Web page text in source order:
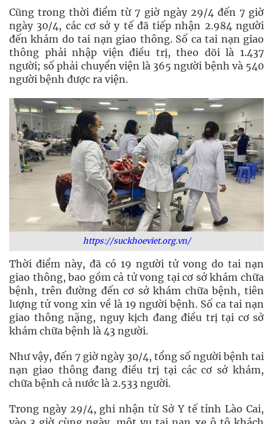
Cũng trong thời điểm từ 7 giờ ngày 29/4 đến 7 giờ
ngày 30/4, các cơ sở y tế đã tiếp nhận 2.984 người
đến khám do tai nạn giao thông. Số ca tai nạn giao
thông phải nhập viện điều trị, theo dõi là 1.437
người; số phải chuyển viện là 365 người bệnh và 540
người bệnh được ra viện.
https://suckhoeviet.org.vn/
Thời điểm này, đã có 19 người tử vong do tai nạn
giao thông, bao gồm cả tử vong tại cơ sở khám chữa
bệnh, trên đường đến cơ sở khám chữa bệnh, tiên
lượng tử vong xin về là 19 người bệnh. Số ca tai nạn
giao thông nặng, nguy kịch đang điều trị tại cơ sở
khám chữa bệnh là 43 người.
Như vậy, đến 7 giờ ngày 30/4, tổng số người bệnh tai
nạn giao thông đang điều trị tại các cơ sở khám,
chữa bệnh cả nước là 2.533 người.
Trong ngày 29/4, ghi nhận từ Sở Y tế tỉnh Lào Cai,